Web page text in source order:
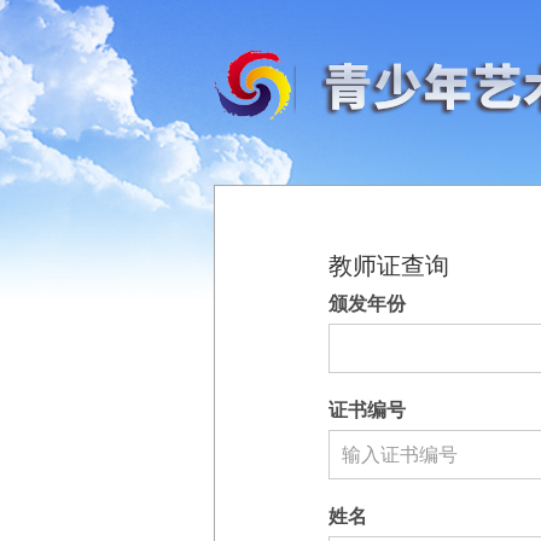
教师证查询
颁发年份
证书编号
姓名